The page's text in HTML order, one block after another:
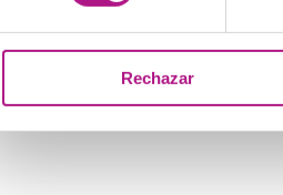
Rechazar
salir, abrirse paso o
through the police barriers
de las barreras de la policía